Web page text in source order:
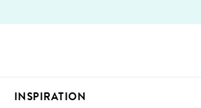
INSPIRATION